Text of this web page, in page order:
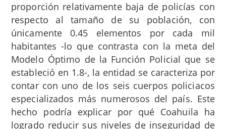
proporción relativamente baja de policías con
respecto al tamaño de su población, con
únicamente 0.45 elementos por cada mil
habitantes -lo que contrasta con la meta del
Modelo Óptimo de la Función Policial que se
estableció en 1.8-, la entidad se caracteriza por
contar con uno de los seis cuerpos policiacos
especializados más numerosos del país. Este
hecho podría explicar por qué Coahuila ha
logrado reducir sus niveles de inseguridad de